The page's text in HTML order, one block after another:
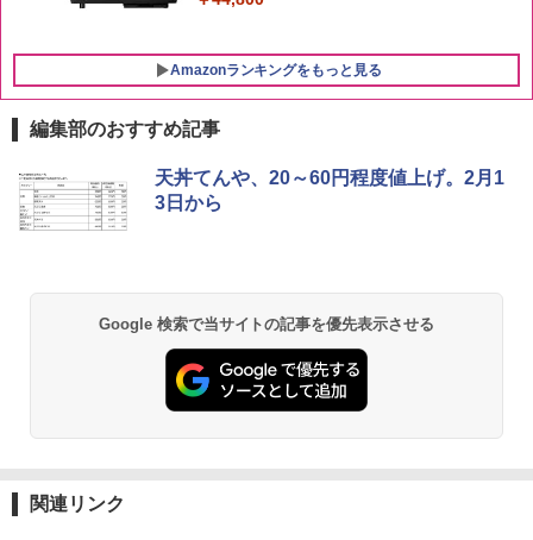
Amazonランキングをもっと見る
編集部のおすすめ記事
天丼てんや、20～60円程度値上げ。2月1
3日から
Google 検索で当サイトの記事を優先表示させる
関連リンク